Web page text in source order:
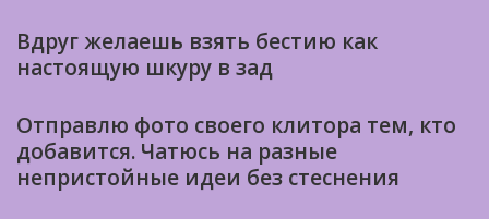
Вдруг желаешь взять бестию как
настоящую шкуру в зад
Отправлю фото своего клитора тем, кто
добавится. Чатюсь на разные
непристойные идеи без стеснения